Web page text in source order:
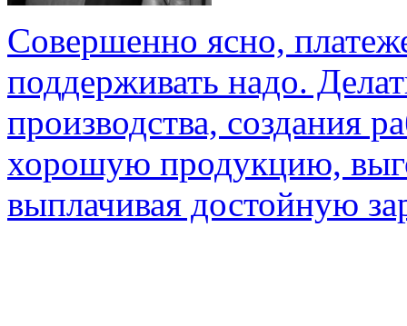
Совершенно ясно,
поддерживать надо.
производства, создания
хорошую продукцию,
выплачивая достойную